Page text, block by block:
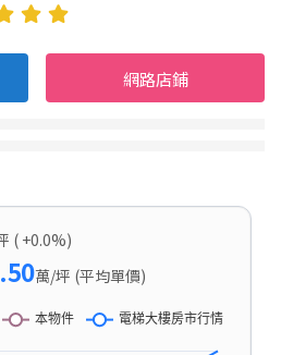
網路店鋪
( +0.0%)
萬/坪 (平均單價)